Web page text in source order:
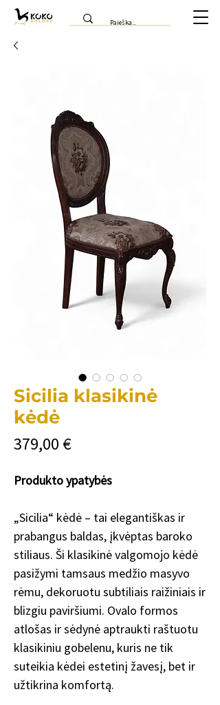
Sicilia klasikinė
kėdė
379,00 €Цена
Produkto ypatybės
„Sicilia“ kėdė – tai elegantiškas ir
prabangus baldas, įkvėptas baroko
stiliaus. Ši klasikinė valgomojo kėdė
pasižymi tamsaus medžio masyvo
rėmu, dekoruotu subtiliais raižiniais ir
blizgiu paviršiumi. Ovalo formos
atlošas ir sėdynė aptraukti raštuotu
klasikiniu gobelenu, kuris ne tik
suteikia kėdei estetinį žavesį, bet ir
užtikrina komfortą.